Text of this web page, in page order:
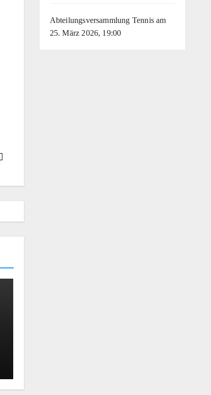
Abteilungsversammlung Tennis am
25. März 2026, 19:00